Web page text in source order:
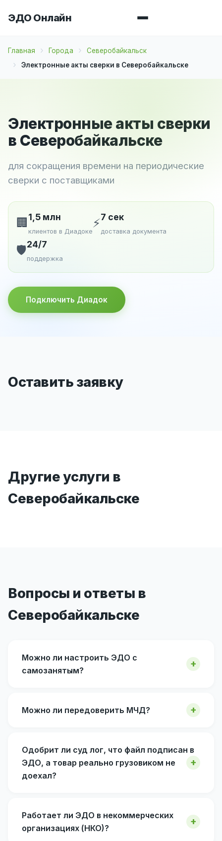
ЭДО Онлайн
Главная Города
Северобайкальск
Электронные акты сверки в Северобайкальске
Электронные акты сверки
в Северобайкальске
для сокращения времени на периодические
сверки с поставщиками
🏢 1,5 млн
клиентов в Диадоке
⚡7 сек
доставка документа
🛡️24/7
поддержка
Подключить Диадок
Оставить заявку
Другие услуги в
Северобайкальске
Вопросы и ответы в
Северобайкальске
Можно ли настроить ЭДО с
самозанятым?
Можно ли передоверить МЧД?
Одобрит ли суд лог, что файл подписан в
ЭДО, а товар реально грузовиком не
доехал?
Работает ли ЭДО в некоммерческих
организациях (НКО)?